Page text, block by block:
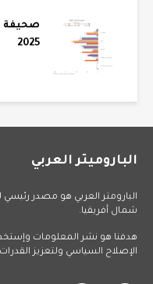
صحيفة
2025
الباروميتر العربي
البارومتر العربي هو مصدر
شمال أفريقيا.
هدفنا هو نشر المعلومات
الإصلاح السياسي ولتعزيز